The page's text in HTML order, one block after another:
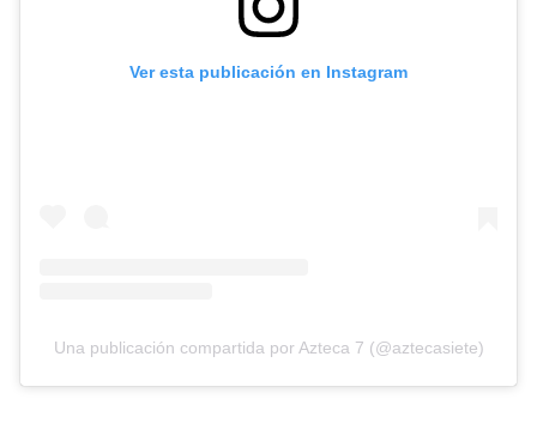
Ver esta publicación en Instagram
Una publicación compartida por Azteca 7 (@aztecasiete)